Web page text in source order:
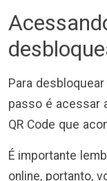
Para
passo é acessar
QR Code que
É importante
online, portanto,